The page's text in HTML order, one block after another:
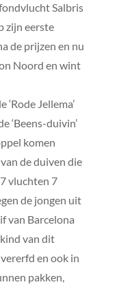
Salbris
zijn eerste
de prijzen en nu
Noord en wint
Jellema’
‘Beens-duivin’
komen
de duiven die
vluchten 7
de jongen uit
van Barcelona
van dit
en ook in
pakken,